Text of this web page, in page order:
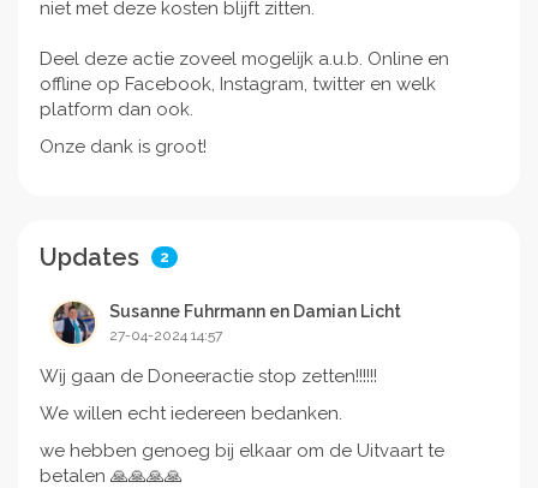
niet met deze kosten blijft zitten.
Deel deze actie zoveel mogelijk a.u.b. Online en
offline op Facebook, Instagram, twitter en welk
platform dan ook.
Onze dank is groot!
Updates 2
Susanne Fuhrmann en Damian Licht
27-04-2024 14:57
Wij gaan de Doneeractie stop zetten!!!!!!
We willen echt iedereen bedanken.
we hebben genoeg bij elkaar om de Uitvaart te
betalen 🙏🙏🙏🙏